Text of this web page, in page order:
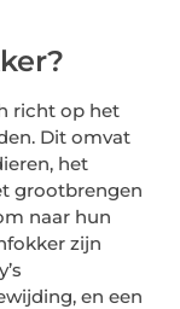
richt op het
Dit omvat
het
grootbrengen
naar hun
zijn
en een